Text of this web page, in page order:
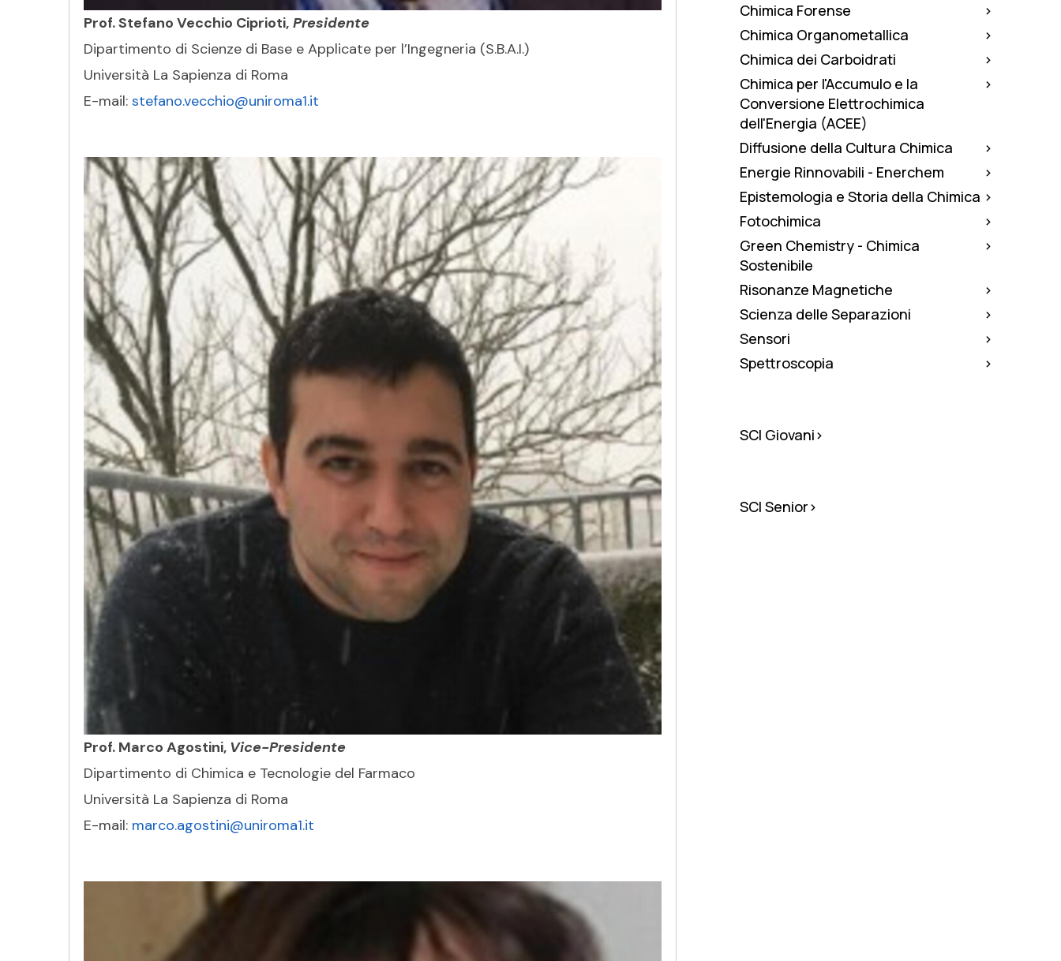
Prof. Stefano Vecchio Ciprioti, Presidente
Dipartimento di Scienze di Base e Applicate per l’Ingegneria (S.B.A.I.)
Università La Sapienza di Roma
E-mail: stefano.vecchio@uniroma1.it
Prof. Marco Agostini, Vice-Presidente
Dipartimento di Chimica e Tecnologie del Farmaco
Università La Sapienza di Roma
E-mail: marco.agostini@uniroma1.it
Chimica Forense
Chimica Organometallica
Chimica dei Carboidrati
Chimica per l'Accumulo e la
Conversione Elettrochimica
dell'Energia (ACEE)
Diffusione della Cultura Chimica
Energie Rinnovabili - Enerchem
Epistemologia e Storia della Chimica
Fotochimica
Green Chemistry - Chimica
Sostenibile
Risonanze Magnetiche
Scienza delle Separazioni
Sensori
Spettroscopia
SCI
SCI Giovani
SCI
SCI Senior